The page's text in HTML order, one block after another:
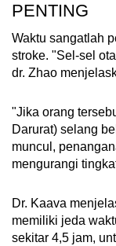
PENTING
Waktu sangatlah
stroke. "Sel-sel
dr. Zhao
"Jika orang
Darurat) selang
muncul,
mengurangi
Dr. Kaava
memiliki jeda
sekitar 4,5 jam,